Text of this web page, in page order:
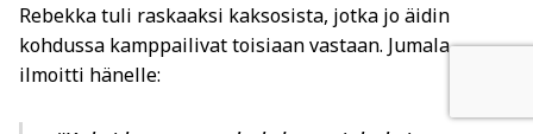
Rebekka tuli raskaaksi kaksosista, jotka jo äidin
kohdussa kamppailivat toisiaan vastaan. Jumala
ilmoitti hänelle: